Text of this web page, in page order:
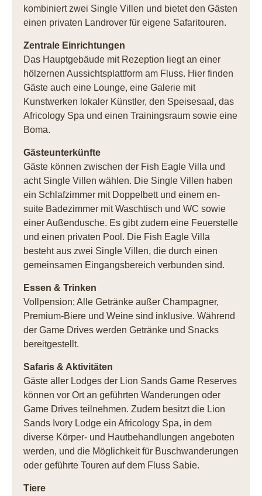
kombiniert zwei Single Villen und bietet den Gästen
einen privaten Landrover für eigene Safaritouren.
Zentrale Einrichtungen
Das Hauptgebäude mit Rezeption liegt an einer
hölzernen Aussichtsplattform am Fluss. Hier finden
Gäste auch eine Lounge, eine Galerie mit
Kunstwerken lokaler Künstler, den Speisesaal, das
Africology Spa und einen Trainingsraum sowie eine
Boma.
Gästeunterkünfte
Gäste können zwischen der Fish Eagle Villa und
acht Single Villen wählen. Die Single Villen haben
ein Schlafzimmer mit Doppelbett und einem en-
suite Badezimmer mit Waschtisch und WC sowie
einer Außendusche. Es gibt zudem eine Feuerstelle
und einen privaten Pool. Die Fish Eagle Villa
besteht aus zwei Single Villen, die durch einen
gemeinsamen Eingangsbereich verbunden sind.
Essen & Trinken
Vollpension; Alle Getränke außer Champagner,
Premium-Biere und Weine sind inklusive. Während
der Game Drives werden Getränke und Snacks
bereitgestellt.
Safaris & Aktivitäten
Gäste aller Lodges der Lion Sands Game Reserves
können vor Ort an geführten Wanderungen oder
Game Drives teilnehmen. Zudem besitzt die Lion
Sands Ivory Lodge ein Africology Spa, in dem
diverse Körper- und Hautbehandlungen angeboten
werden, und die Möglichkeit für Buschwanderungen
oder geführte Touren auf dem Fluss Sabie.
Tiere